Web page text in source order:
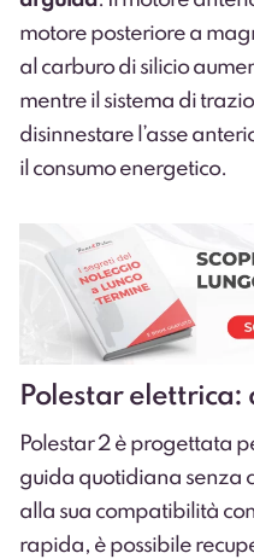
motore posteriore a
al carburo di silicio
mentre il sistema di
disinnestare l’asse
il consumo energetico.
Polestar elettrica:
Polestar 2 è progettata
guida quotidiana senza
alla sua compatibilità
rapida, è possibile